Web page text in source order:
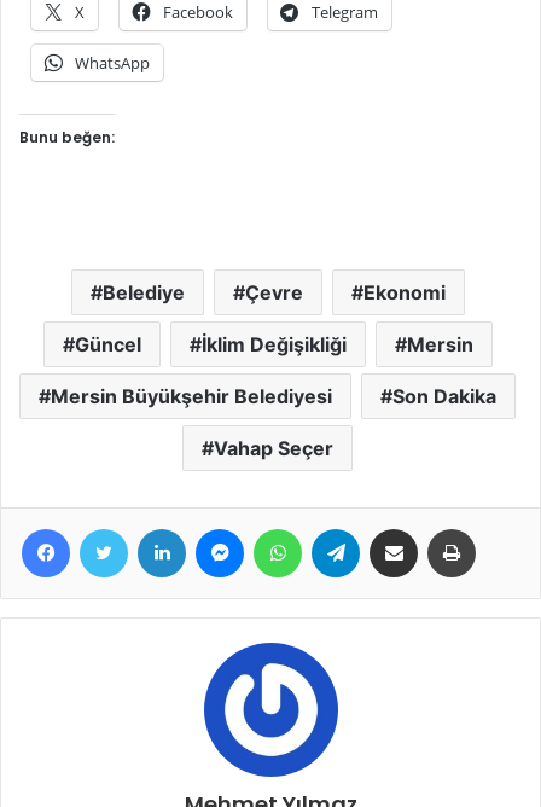
X Facebook Telegram
WhatsApp
Bunu beğen:
Belediye Çevre Ekonomi
Güncel İklim Değişikliği Mersin
Mersin Büyükşehir Belediyesi Son Dakika
Vahap Seçer
FacebookTwitter LinkedIn MessengerWhatsAppTelegram E-Posta ile paylaş